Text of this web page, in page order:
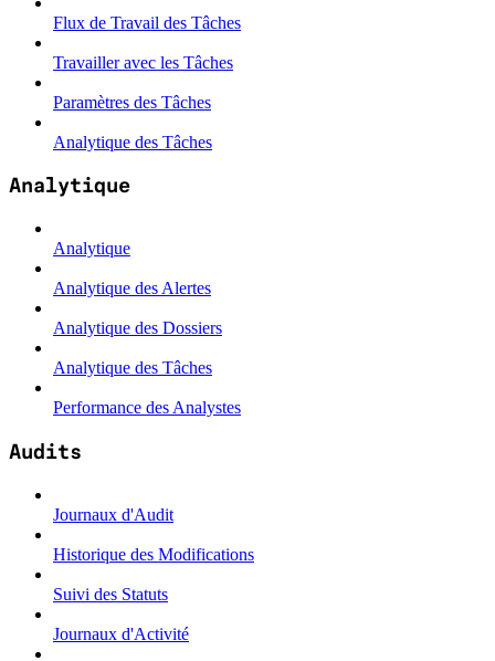
Flux de Travail des Tâches
Travailler avec les Tâches
Paramètres des Tâches
Analytique des Tâches
Analytique
Analytique
Analytique des Alertes
Analytique des Dossiers
Analytique des Tâches
Performance des Analystes
Audits
Journaux d'Audit
Historique des Modifications
Suivi des Statuts
Journaux d'Activité